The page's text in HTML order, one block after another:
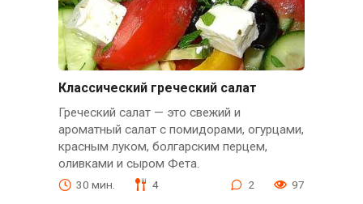
Классический греческий салат
Греческий салат — это свежий и
ароматный салат с помидорами, огурцами,
красным луком, болгарским перцем,
оливками и сыром Фета.
30 мин. 4 2 97